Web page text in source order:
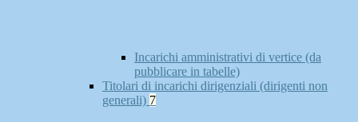
Incarichi amministrativi di vertice (da
pubblicare in tabelle)
Titolari di incarichi dirigenziali (dirigenti non
generali) 7